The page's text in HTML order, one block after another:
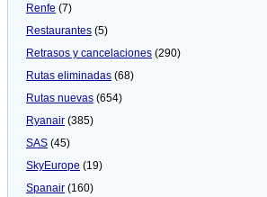
Renfe (7)
Restaurantes (5)
Retrasos y cancelaciones (290)
Rutas eliminadas (68)
Rutas nuevas (654)
Ryanair (385)
SAS (45)
SkyEurope (19)
Spanair (160)